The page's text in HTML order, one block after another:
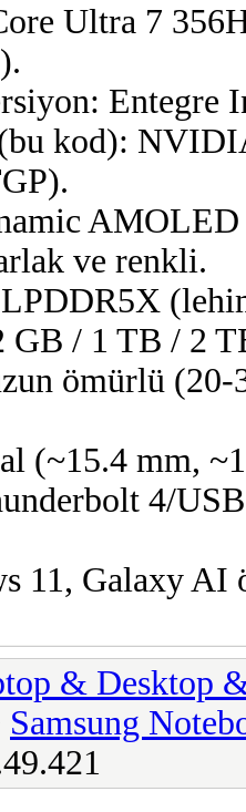
Ultra 7
Entegre
kod):
ve renkli.
GB / 1 TB / 2
ömürlü
(~15.4 mm,
4/
11, Galaxy
& Desktop
Samsung